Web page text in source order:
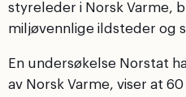
styreleder i Norsk Varme,
miljøvennlige ildsteder og
En undersøkelse Norstat
av Norsk Varme, viser at